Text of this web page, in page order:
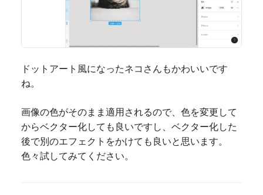
ドットアート風になったネコさんもかわいいです
ね。
画像の色がそのまま適用されるので、色を変更して
からベクター化しても良いですし、ベクター化した
後で別のエフェクトをかけても良いと思います。
色々試してみてください。